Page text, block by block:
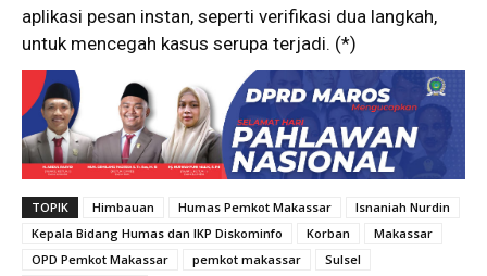
aplikasi pesan instan, seperti verifikasi dua langkah,
untuk mencegah kasus serupa terjadi. (*)
TOPIK Himbauan Humas Pemkot Makassar
Isnaniah Nurdin
Kepala Bidang Humas dan IKP Diskominfo
Korban
Makassar
OPD Pemkot Makassar
pemkot makassar
Sulsel